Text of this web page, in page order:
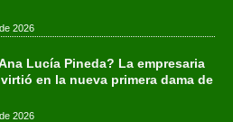
2026
Lucía Pineda? La empresaria
en la nueva primera dama de
2026